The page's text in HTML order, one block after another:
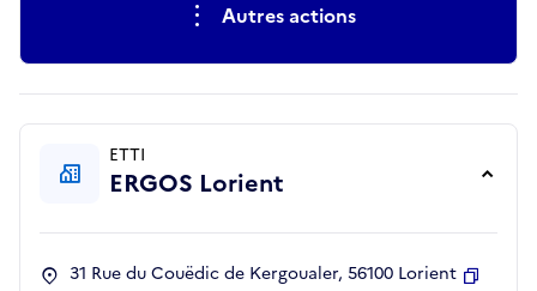
Autres actions
ETTI
ERGOS Lorient
31 Rue du Couëdic de Kergoualer, 56100 Lorient